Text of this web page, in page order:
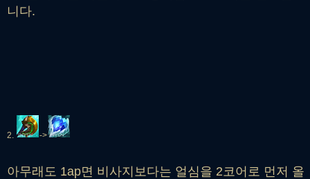
니다.
2. ->
아무래도 1ap면 비사지보다는 얼심을 2코어로 먼저 올